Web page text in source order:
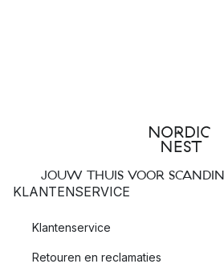
JOUW THUIS VOOR
KLANTENSERVICE
Klantenservice
Retouren en reclamaties